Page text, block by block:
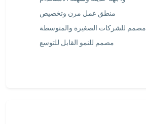
منطق عمل مرن وتخصيص
مصمم للشركات الصغيرة والمتوسطة
مصمم للنمو القابل للتوسع